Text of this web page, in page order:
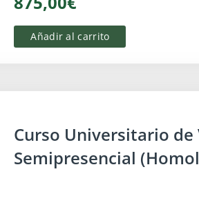
Añadir al carrito
Curso Universitario
Semipresencial